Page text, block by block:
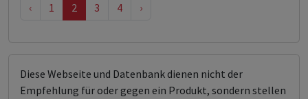
‹ 1 2 3 4 ›
Diese Webseite und Datenbank dienen nicht der
Empfehlung für oder gegen ein Produkt, sondern stellen